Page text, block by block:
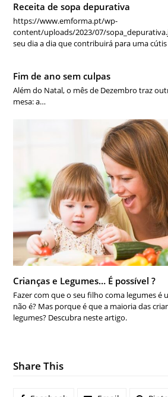
Receita de sopa depurativa
https://www.emforma.pt/wp-
content/uploads/2023/07/
seu dia a dia que contribuirá para uma
Fim de ano sem culpas
Além do Natal, o mês de Dezembro traz
mesa: a…
Crianças e Legumes… É possível ?
Fazer com que o seu filho coma legumes é
não é? Mas porque é que a maioria das
legumes? Descubra neste artigo.
Share This